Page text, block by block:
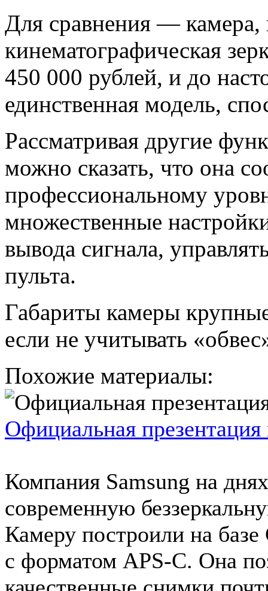
Для сравнения —
кинематографическая
450 000 рублей, и до
единственная модель,
Рассматривая другие
можно сказать, что она
профессиональному
множественные
вывода сигнала,
пульта.
Габариты камеры
если не учитывать
Похожие материалы:
Официальная
Компания Samsung на
современную
Камеру построили на
с форматом APS-C. Она